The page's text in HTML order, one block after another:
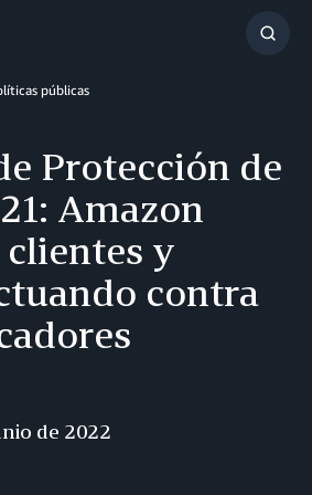
públicas
Protección de
Amazon
clientes y
contra
de 2022